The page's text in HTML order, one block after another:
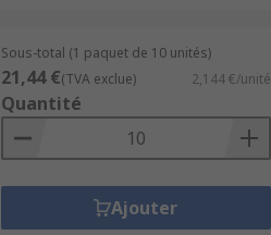
Sous-total (1 paquet de 10 unités)
21,44 €(TVA exclue) 2,144 €/unité
Quantité
Ajouter